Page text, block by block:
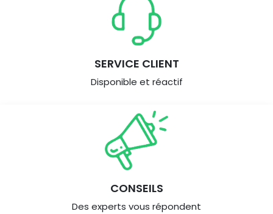
SERVICE CLIENT
Disponible et réactif
CONSEILS
Des experts vous répondent